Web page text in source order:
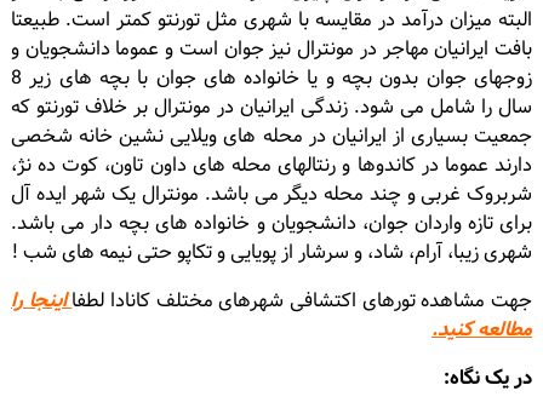
البته میزان درآمد در مقایسه با شهری مثل تورنتو کمتر است. طبیعتا
بافت ایرانیان مهاجر در مونترال نیز جوان است و عموما دانشجویان و
زوجهای جوان بدون بچه و یا خانواده های جوان با بچه های زیر 8
سال را شامل می شود. زندگی ایرانیان در مونترال بر خلاف تورنتو که
جمعیت بسیاری از ایرانیان در محله های ویلایی نشین خانه شخصی
دارند عموما در کاندوها و رنتالهای محله های داون تاون، کوت ده نژ،
شربروک غربی و چند محله دیگر می باشد. مونترال یک شهر ایده آل
برای تازه واردان جوان، دانشجویان و خانواده های بچه دار می باشد.
شهری زیبا، آرام، شاد، و سرشار از پویایی و تکاپو حتی نیمه های شب !
جهت مشاهده تورهاى اكتشافى شهرهاى مختلف كانادا لطفااينجا را
مطالعه كنيد.
در یک نگاه: